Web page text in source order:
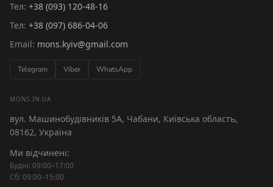
Тел: +38 (093) 120-48-16
Тел: +38 (097) 686-04-06
Email: mons.kyiv@gmail.com
Telegram Viber WhatsApp
MONS.IN.UA
вул. Машинобудівників 5А, Чабани, Київська область,
08162, Україна
Ми відчинені:
Будні: 09:00–17:00
Сб: 09:00–15:00